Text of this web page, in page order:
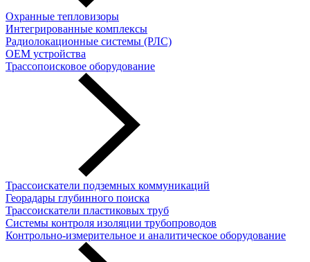
Охранные тепловизоры
Интегрированные комплексы
Радиолокационные системы (РЛС)
OEM устройства
Трассопоисковое оборудование
Трассоискатели подземных коммуникаций
Георадары глубинного поиска
Трассоискатели пластиковых труб
Cистемы контроля изоляции трубопроводов
Контрольно-измерительное и аналитическое оборудование